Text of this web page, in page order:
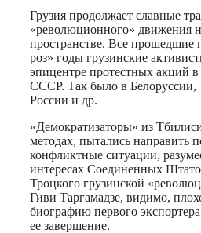
Print
Грузия продолжает славные
«революционного» движения
пространстве. Все прошедшие
роз» годы грузинские
эпицентре протестных акций
СССР. Так было в Белоруссии,
России и др.
«Демократизаторы» из
методах, пытались направить
конфликтные ситуации,
интересах Соединенных
Троцкого грузинской
Гиви Таргамадзе, видимо,
биографию первого
ее завершение.